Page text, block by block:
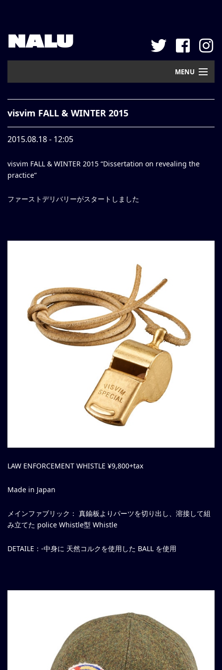
NALU
MENU
New Arrival
Pickup
Mail Order
visvim FALL & WINTER 2015
2015.08.18 - 12:05
visvim FALL & WINTER 2015 “Dissertation on revealing the
practice”
ファーストデリバリーがスタートしました
LAW ENFORCEMENT WHISTLE ¥9,800+tax
Made in Japan
メインファブリック： 真鍮板よりパーツを切り出し、溶接して組
み立てた police Whistle型 Whistle
DETAILE：-中身に 天然コルクを使用した BALL を使用